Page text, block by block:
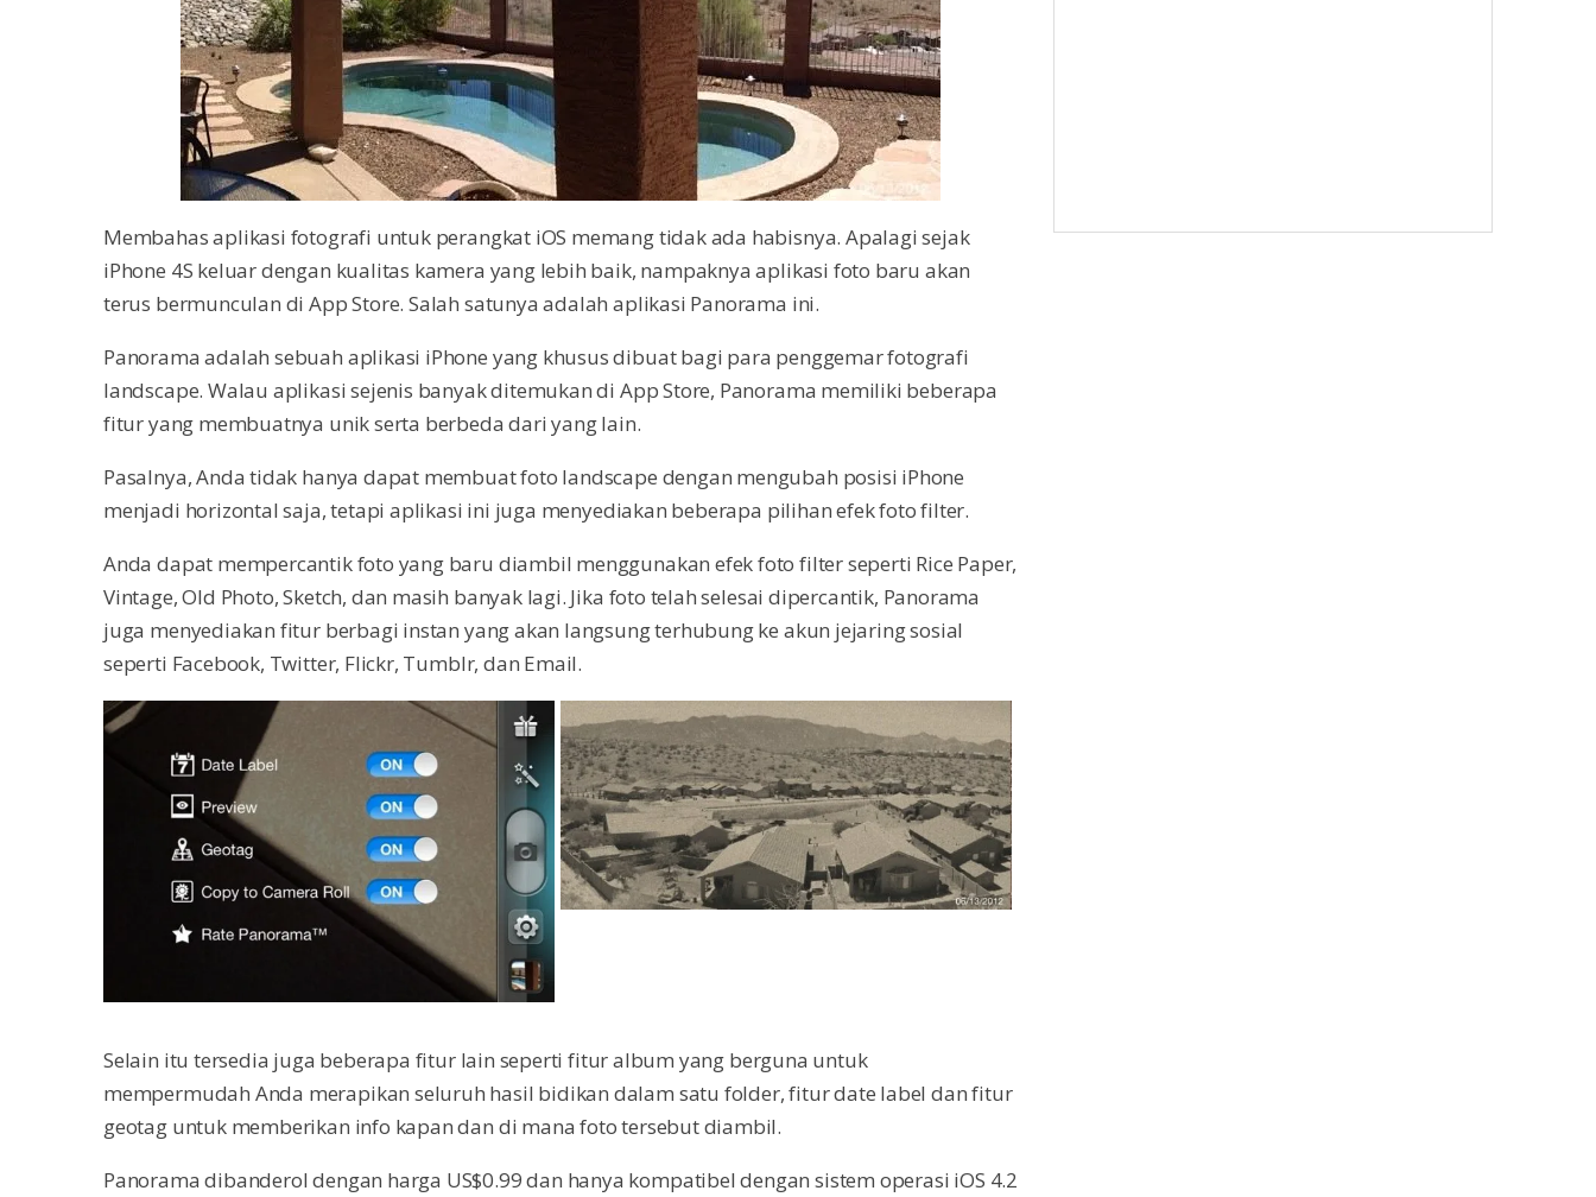
Membahas aplikasi fotografi untuk perangkat iOS memang tidak ada habisnya. Apalagi sejak
iPhone 4S keluar dengan kualitas kamera yang lebih baik, nampaknya aplikasi foto baru akan
terus bermunculan di App Store. Salah satunya adalah aplikasi Panorama ini.
Panorama adalah sebuah aplikasi iPhone yang khusus dibuat bagi para penggemar fotografi
landscape. Walau aplikasi sejenis banyak ditemukan di App Store, Panorama memiliki beberapa
fitur yang membuatnya unik serta berbeda dari yang lain.
Pasalnya, Anda tidak hanya dapat membuat foto landscape dengan mengubah posisi iPhone
menjadi horizontal saja, tetapi aplikasi ini juga menyediakan beberapa pilihan efek foto filter.
Anda dapat mempercantik foto yang baru diambil menggunakan efek foto filter seperti Rice Paper,
Vintage, Old Photo, Sketch, dan masih banyak lagi. Jika foto telah selesai dipercantik, Panorama
juga menyediakan fitur berbagi instan yang akan langsung terhubung ke akun jejaring sosial
seperti Facebook, Twitter, Flickr, Tumblr, dan Email.
Selain itu tersedia juga beberapa fitur lain seperti fitur album yang berguna untuk
mempermudah Anda merapikan seluruh hasil bidikan dalam satu folder, fitur date label dan fitur
geotag untuk memberikan info kapan dan di mana foto tersebut diambil.
Panorama dibanderol dengan harga US$0.99 dan hanya kompatibel dengan sistem operasi iOS 4.2